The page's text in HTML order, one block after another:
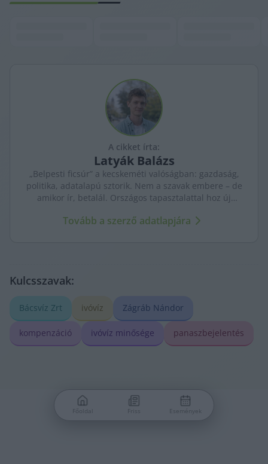
A cikket írta:
Latyák Balázs
„Belpesti ficsúr” a kecskeméti valóságban: gazdaság,
politika, adatalapú sztorik. Nem a szavak embere – de
amikor ír, betalál. Országos tapasztalattal hoz új
Tovább a szerző adatlapjára
Kulcsszavak:
Bácsvíz Zrt ivóvíz Zágráb Nándor
kompenzáció ivóvíz minősége panaszbejelentés
Főoldal Friss Események